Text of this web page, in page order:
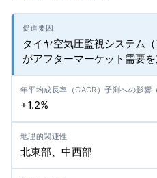
タイヤ空気圧監視システム
がアフターマーケット需要
+1.2%
北東部、中西部